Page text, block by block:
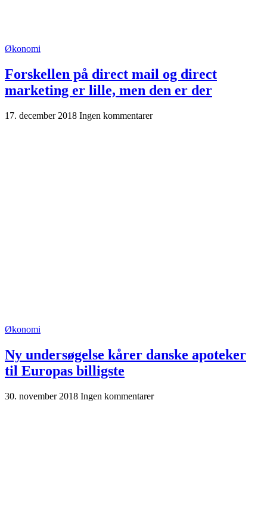
Økonomi
Forskellen på direct mail og direct
marketing er lille, men den er der
17. december 2018 Ingen kommentarer
Økonomi
Ny undersøgelse kårer danske apoteker
til Europas billigste
30. november 2018 Ingen kommentarer